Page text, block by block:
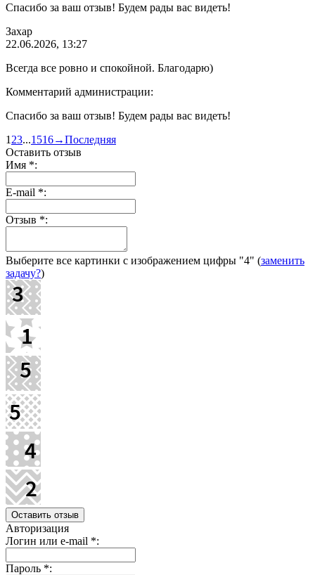
Спасибо за ваш отзыв! Будем рады вас видеть!
Захар
22.06.2026, 13:27
Всегда все ровно и спокойной. Благодарю)
Комментарий администрации:
Спасибо за ваш отзыв! Будем рады вас видеть!
1 23...1516→Последняя
Оставить отзыв
Имя *:
E-mail *:
Отзыв *:
Выберите все картинки с изображением цифры "4" (заменить
задачу?)
Авторизация
Логин или e-mail *:
Пароль *: